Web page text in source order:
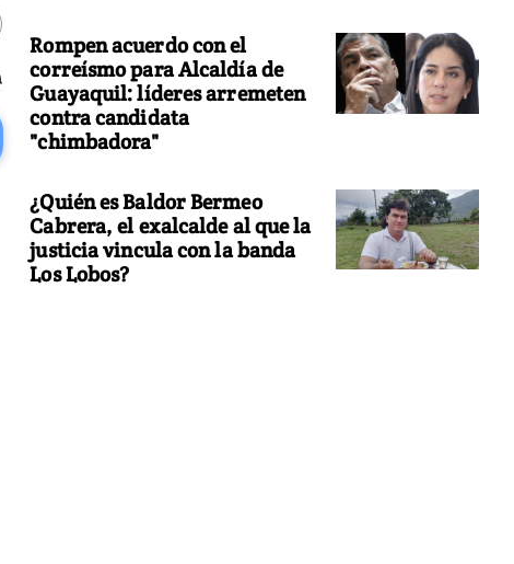
Rompen acuerdo con el
correísmo para Alcaldía de
Guayaquil: líderes arremeten
contra candidata
"chimbadora"
¿Quién es Baldor Bermeo
Cabrera, el exalcalde al que la
justicia vincula con la banda
Los Lobos?